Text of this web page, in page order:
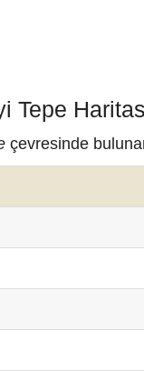
Tepe
çevresinde